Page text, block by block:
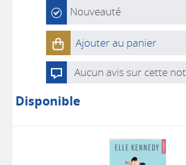
Nouveauté
Ajouter au panier
Aucun avis sur cette
Disponible